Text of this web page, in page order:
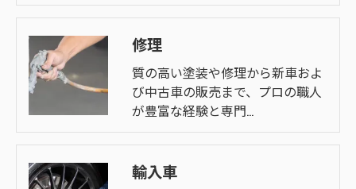
修理
質の高い塗装や修理から新車およ
び中古車の販売まで、プロの職人
が豊富な経験と専門…
輸入車